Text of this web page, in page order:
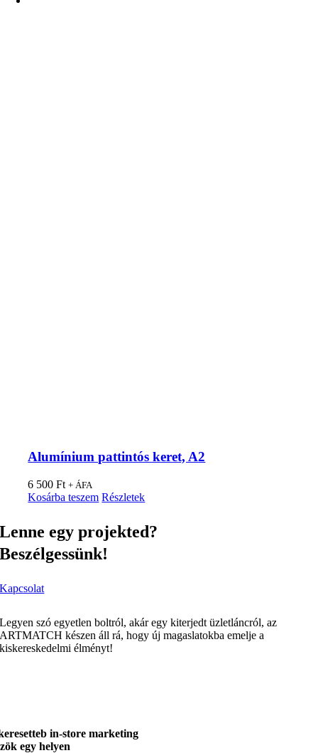
Alumínium pattintós keret, A2
6 500Ft + ÁFA
Kosárba teszem Részletek
Lenne egy projekted?
Beszélgessünk!
Kapcsolat
Legyen szó egyetlen boltról, akár egy kiterjedt üzletláncról, az
ARTMATCH készen áll rá, hogy új magaslatokba emelje a
kiskereskedelmi élményt!
in-store marketing
egy helyen